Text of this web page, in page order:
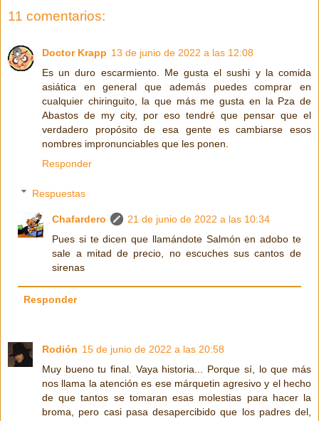
11 comentarios:
Doctor Krapp 13 de junio de 2022 a las 12:08
Es un duro escarmiento. Me gusta el sushi y la comida
asiática en general que además puedes comprar en
cualquier chiringuito, la que más me gusta en la Pza de
Abastos de my city, por eso tendré que pensar que el
verdadero propósito de esa gente es cambiarse esos
nombres impronunciables que les ponen.
Responder
Respuestas
Chafardero
21 de junio de 2022 a las 10:34
Pues si te dicen que llamándote Salmón en adobo te
sale a mitad de precio, no escuches sus cantos de
sirenas
Responder
Rodión 15 de junio de 2022 a las 20:58
Muy bueno tu final. Vaya historia... Porque sí, lo que más
nos llama la atención es ese márquetin agresivo y el hecho
de que tantos se tomaran esas molestias para hacer la
broma, pero casi pasa desapercibido que los padres del,